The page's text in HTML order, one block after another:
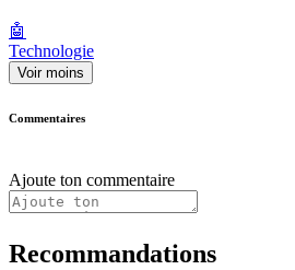
🤖
Technologie
Voir moins
Commentaires
Ajoute ton commentaire
Recommandations